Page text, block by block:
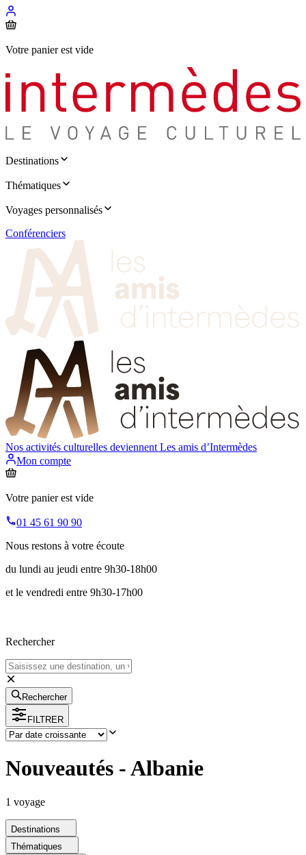
Votre panier est vide
Destinations
Thématiques
Voyages personnalisés
Conférenciers
Nos activités culturelles deviennent Les amis d’Intermèdes
Mon compte
Votre panier est vide
01 45 61 90 90
Nous restons à votre écoute
du lundi au jeudi entre 9h30-18h00
et le vendredi entre 9h30-17h00
Rechercher
Rechercher
FILTRER
Nouveautés - Albanie
1 voyage
Destinations
Thématiques